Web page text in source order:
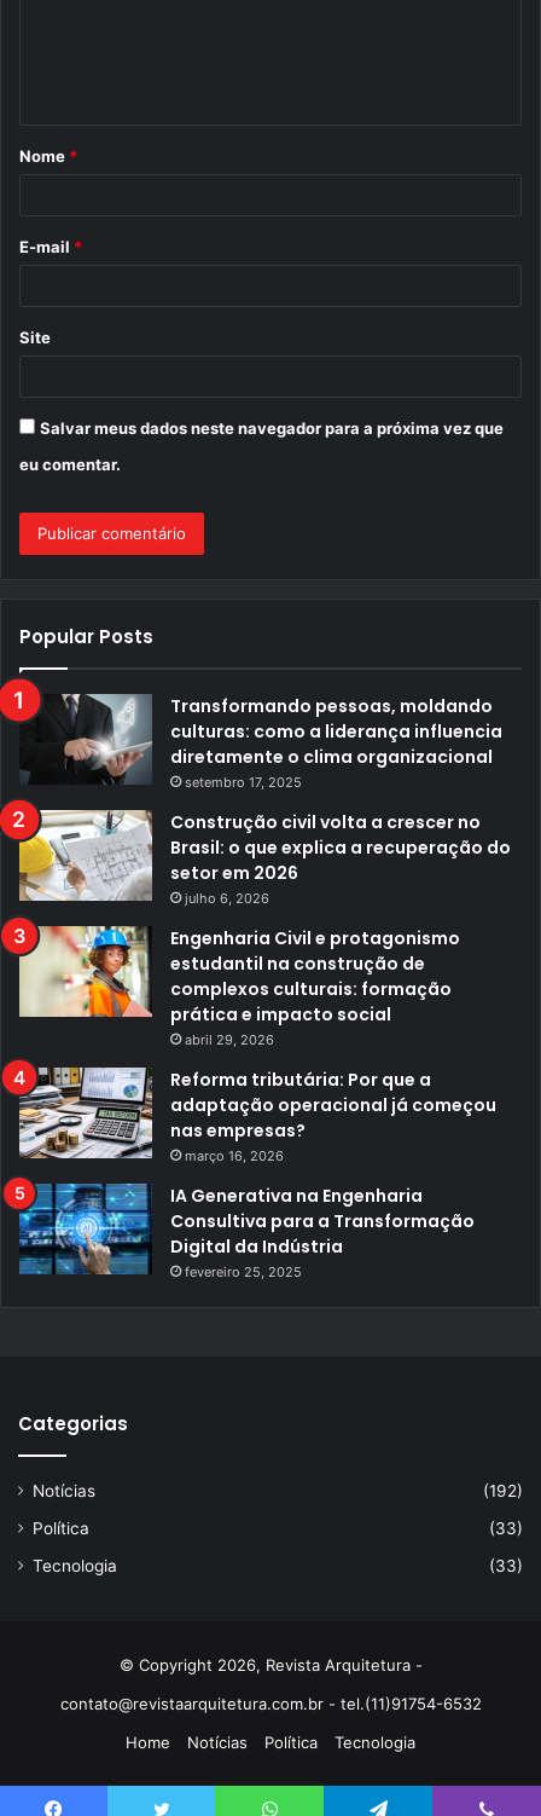
r
Nome *
E-mail *
Site
Salvar meus dados neste navegador para a próxima vez que
eu comentar.
Popular Posts
Transformando pessoas, moldando
culturas: como a liderança influencia
diretamente o clima organizacional
setembro 17, 2025
Construção civil volta a crescer no
Brasil: o que explica a recuperação do
setor em 2026
julho 6, 2026
Engenharia Civil e protagonismo
estudantil na construção de
complexos culturais: formação
prática e impacto social
abril 29, 2026
Reforma tributária: Por que a
adaptação operacional já começou
nas empresas?
março 16, 2026
IA Generativa na Engenharia
Consultiva para a Transformação
Digital da Indústria
fevereiro 25, 2025
Categorias
Notícias
(192)
Política
(33)
Tecnologia
(33)
© Copyright 2026, Revista Arquitetura -
contato@revistaarquitetura.com.br- tel.(11)91754-6532
Home
Notícias Política Tecnologia